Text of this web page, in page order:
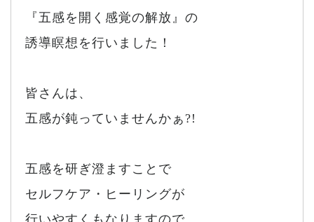
『五感を開く感覚の解放』の
誘導瞑想を行いました！
皆さんは、
五感が鈍っていませんかぁ?!
五感を研ぎ澄ますことで
セルフケア・ヒーリングが
行いやすくもなりますので